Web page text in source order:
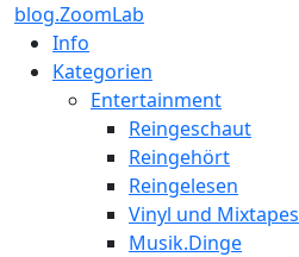
blog.ZoomLab
Info
Kategorien
Entertainment
Reingeschaut
Reingehört
Reingelesen
Vinyl und Mixtapes
Musik.Dinge